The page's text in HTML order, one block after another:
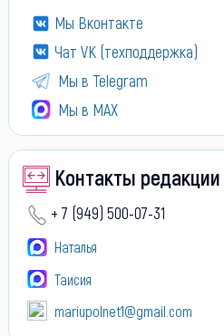
Мы Вконтакте
Чат VK (техподдержка)
Мы в Telegram
Мы в МАХ
Контакты редакции
+ 7 (949) 500-07-31
Наталья
Таисия
mariupolnet1@gmail.com